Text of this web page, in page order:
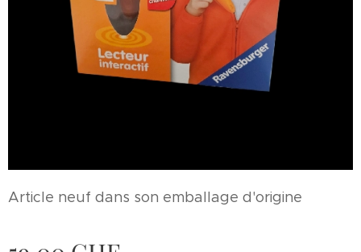
Article neuf dans son emballage d'origine